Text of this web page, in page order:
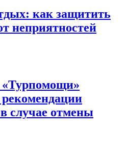
как защитить
неприятностей
случае отмены